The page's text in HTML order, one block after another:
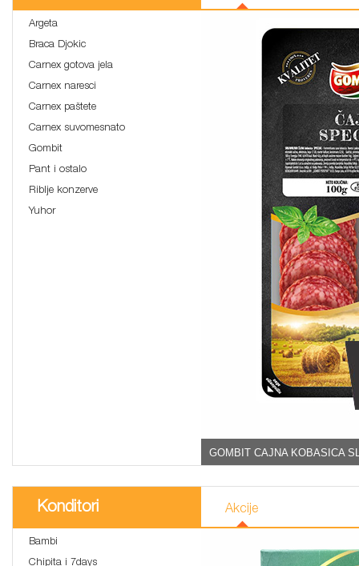
Argeta
Braca Djokic
Carnex gotova jela
Carnex naresci
Carnex paštete
Carnex suvomesnato
Gombit
Pant i ostalo
Riblje konzerve
Yuhor
GOMBIT CAJNA KOBASICA
Konditori Akcije
Bambi
Chipita i 7days